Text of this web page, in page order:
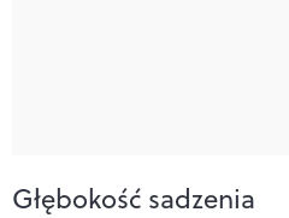
Głębokość sadzenia